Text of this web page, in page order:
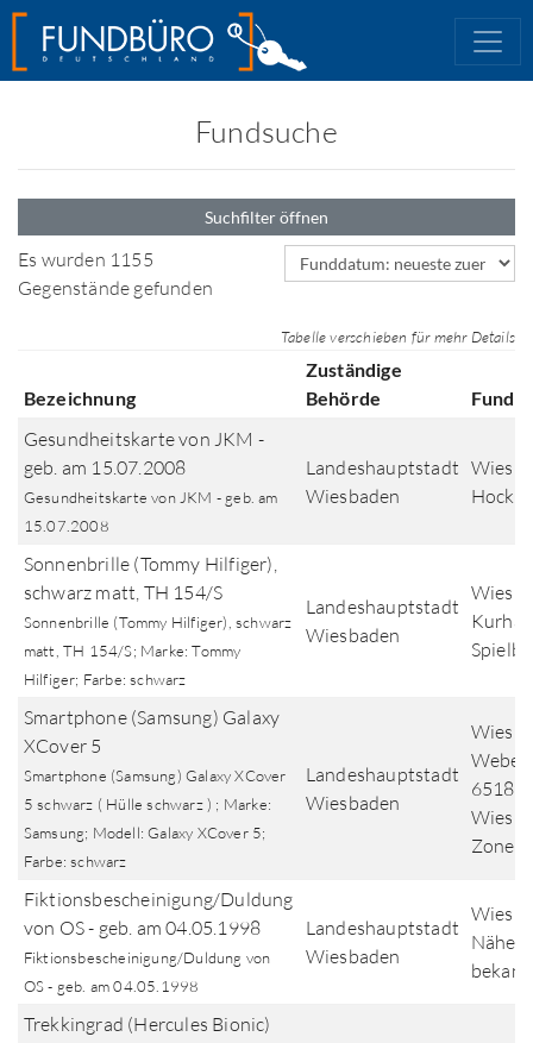
Fundsuche
Suchfilter öffnen
Es wurden 1155
Gegenstände gefunden
Sortierfeld
Tabelle verschieben für mehr Details
Bezeichnung
Zuständige
Behörde
Gesundheitskarte von JKM -
geb. am 15.07.2008
Gesundheitskarte von JKM - geb. am
15.07.2008
Landeshauptstadt
Wiesbaden
Sonnenbrille (Tommy Hilfiger),
schwarz matt, TH 154/S
Sonnenbrille (Tommy Hilfiger), schwarz
matt, TH 154/S; Marke: Tommy
Hilfiger; Farbe: schwarz
Landeshauptstadt
Wiesbaden
Smartphone (Samsung) Galaxy
XCover 5
Smartphone (Samsung) Galaxy XCover
5 schwarz ( Hülle schwarz ) ; Marke:
Samsung; Modell: Galaxy XCover 5;
Farbe: schwarz
Landeshauptstadt
Wiesbaden
65183
Zone
Fiktionsbescheinigung/Duldung
von OS - geb. am 04.05.1998
Fiktionsbescheinigung/Duldung von
OS - geb. am 04.05.1998
Landeshauptstadt
Wiesbaden
Trekkingrad (Hercules Bionic)